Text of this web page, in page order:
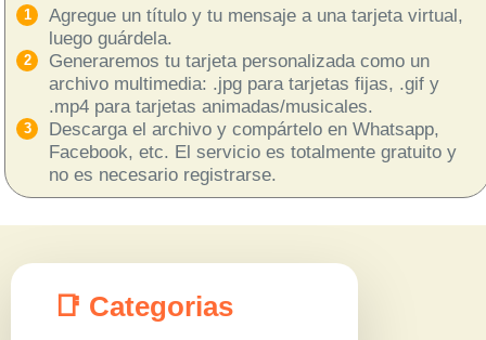
Agregue un título y tu mensaje a una tarjeta virtual,
luego guárdela.
Generaremos tu tarjeta personalizada como un
archivo multimedia: .jpg para tarjetas fijas, .gif y
.mp4 para tarjetas animadas/musicales.
Descarga el archivo y compártelo en Whatsapp,
Facebook, etc. El servicio es totalmente gratuito y
no es necesario registrarse.
📑 Categorias